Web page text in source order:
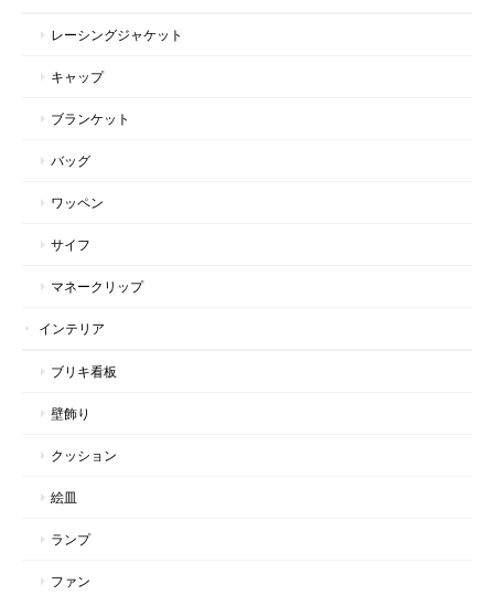
レーシングジャケット
キャップ
ブランケット
バッグ
ワッペン
サイフ
マネークリップ
インテリア
ブリキ看板
壁飾り
クッション
絵皿
ランプ
ファン